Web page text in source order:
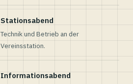
Stationsabend
Technik und Betrieb an der
Vereinsstation.
Informationsabend